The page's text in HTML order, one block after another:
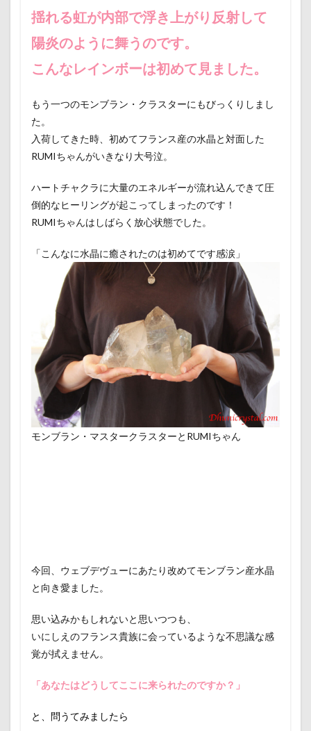
揺れる虹が内部で浮き上がり反射して
陽炎のように舞うのです。
こんなレインボーは初めて見ました。
もう一つのモンブラン・クラスターにもびっくりしまし
た。
入荷してきた時、初めてフランス産の水晶と対面した
RUMIちゃんがいきなり大号泣。
ハートチャクラに大量のエネルギーが流れ込んできて圧
倒的なヒーリングが起こってしまったのです！
RUMIちゃんはしばらく放心状態でした。
「こんなに水晶に癒されたのは初めてです感涙」
モンブラン・マスタークラスターとRUMIちゃん
今回、ウェブデヴューにあたり改めてモンブラン産水晶
と向き愛ました。
思い込みかもしれないと思いつつも、
いにしえのフランス貴族に会っているような不思議な感
覚が拭えません。
「あなたはどうしてここに来られたのですか？」
と、問うてみましたら